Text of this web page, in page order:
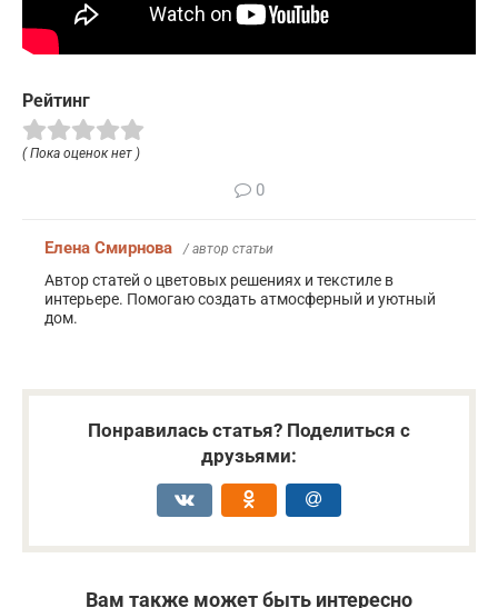
Рейтинг
( Пока оценок нет )
0
Елена Смирнова / автор статьи
Автор статей о цветовых решениях и текстиле в
интерьере. Помогаю создать атмосферный и уютный
дом.
Понравилась статья? Поделиться с
друзьями:
Вам также может быть интересно